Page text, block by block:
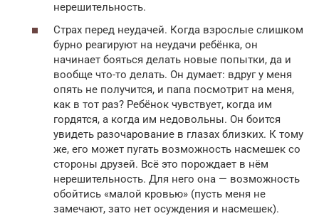
нерешительность.
Страх перед неудачей. Когда взрослые слишком
бурно реагируют на неудачи ребёнка, он
начинает бояться делать новые попытки, да и
вообще что-то делать. Он думает: вдруг у меня
опять не получится, и папа посмотрит на меня,
как в тот раз? Ребёнок чувствует, когда им
гордятся, а когда им недовольны. Он боится
увидеть разочарование в глазах близких. К тому
же, его может пугать возможность насмешек со
стороны друзей. Всё это порождает в нём
нерешительность. Для него она — возможность
обойтись «малой кровью» (пусть меня не
замечают, зато нет осуждения и насмешек).